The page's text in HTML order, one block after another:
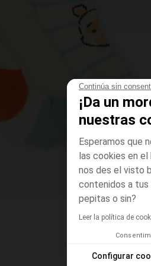
Continúa sin
¡Da un
nuestras
Esperamos que
las cookies en el
nos des el visto
contenidos a tus
pepitas o sin?
Leer la política de
Configurar